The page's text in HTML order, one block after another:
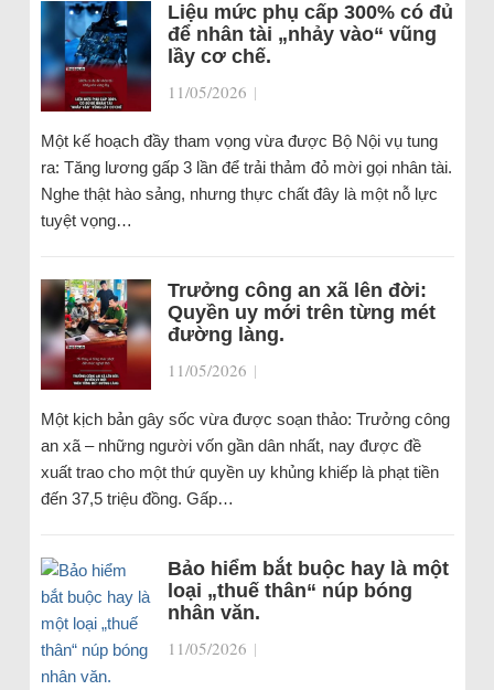
Liệu mức phụ cấp 300% có đủ
để nhân tài „nhảy vào“ vũng
lầy cơ chế.
11/05/2026 |
Một kế hoạch đầy tham vọng vừa được Bộ Nội vụ tung
ra: Tăng lương gấp 3 lần để trải thảm đỏ mời gọi nhân tài.
Nghe thật hào sảng, nhưng thực chất đây là một nỗ lực
tuyệt vọng…
Trưởng công an xã lên đời:
Quyền uy mới trên từng mét
đường làng.
11/05/2026 |
Một kịch bản gây sốc vừa được soạn thảo: Trưởng công
an xã – những người vốn gần dân nhất, nay được đề
xuất trao cho một thứ quyền uy khủng khiếp là phạt tiền
đến 37,5 triệu đồng. Gấp…
Bảo hiểm bắt buộc hay là một
loại „thuế thân“ núp bóng
nhân văn.
11/05/2026 |